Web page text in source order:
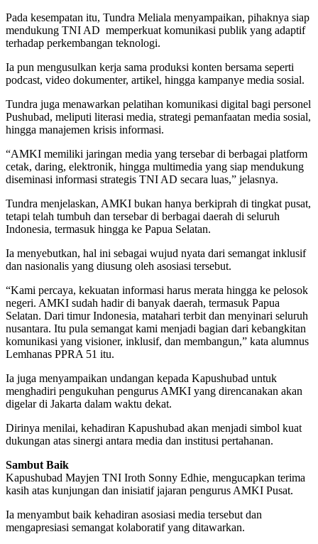
Pada kesempatan itu, Tundra Meliala menyampaikan, pihaknya siap
mendukung TNI AD memperkuat komunikasi publik yang adaptif
terhadap perkembangan teknologi.
Ia pun mengusulkan kerja sama produksi konten bersama seperti
podcast, video dokumenter, artikel, hingga kampanye media sosial.
Tundra juga menawarkan pelatihan komunikasi digital bagi personel
Pushubad, meliputi literasi media, strategi pemanfaatan media sosial,
hingga manajemen krisis informasi.
“AMKI memiliki jaringan media yang tersebar di berbagai platform
cetak, daring, elektronik, hingga multimedia yang siap mendukung
diseminasi informasi strategis TNI AD secara luas,” jelasnya.
Tundra menjelaskan, AMKI bukan hanya berkiprah di tingkat pusat,
tetapi telah tumbuh dan tersebar di berbagai daerah di seluruh
Indonesia, termasuk hingga ke Papua Selatan.
Ia menyebutkan, hal ini sebagai wujud nyata dari semangat inklusif
dan nasionalis yang diusung oleh asosiasi tersebut.
“Kami percaya, kekuatan informasi harus merata hingga ke pelosok
negeri. AMKI sudah hadir di banyak daerah, termasuk Papua
Selatan. Dari timur Indonesia, matahari terbit dan menyinari seluruh
nusantara. Itu pula semangat kami menjadi bagian dari kebangkitan
komunikasi yang visioner, inklusif, dan membangun,” kata alumnus
Lemhanas PPRA 51 itu.
Ia juga menyampaikan undangan kepada Kapushubad untuk
menghadiri pengukuhan pengurus AMKI yang direncanakan akan
digelar di Jakarta dalam waktu dekat.
Dirinya menilai, kehadiran Kapushubad akan menjadi simbol kuat
dukungan atas sinergi antara media dan institusi pertahanan.
Sambut Baik
Kapushubad Mayjen TNI Iroth Sonny Edhie, mengucapkan terima
kasih atas kunjungan dan inisiatif jajaran pengurus AMKI Pusat.
Ia menyambut baik kehadiran asosiasi media tersebut dan
mengapresiasi semangat kolaboratif yang ditawarkan.